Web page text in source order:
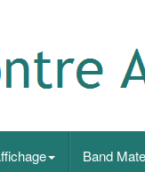
Band